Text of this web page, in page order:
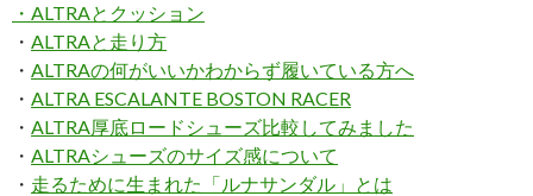
・ ALTRAとクッション
・ ALTRAと走り方
・ ALTRAの何がいいかわからず履いている方へ
・ ALTRA ESCALANTE BOSTON RACER
・ ALTRA厚底ロードシューズ比較してみました
・ ALTRAシューズのサイズ感について
・ 走るために生まれた「ルナサンダル」とは